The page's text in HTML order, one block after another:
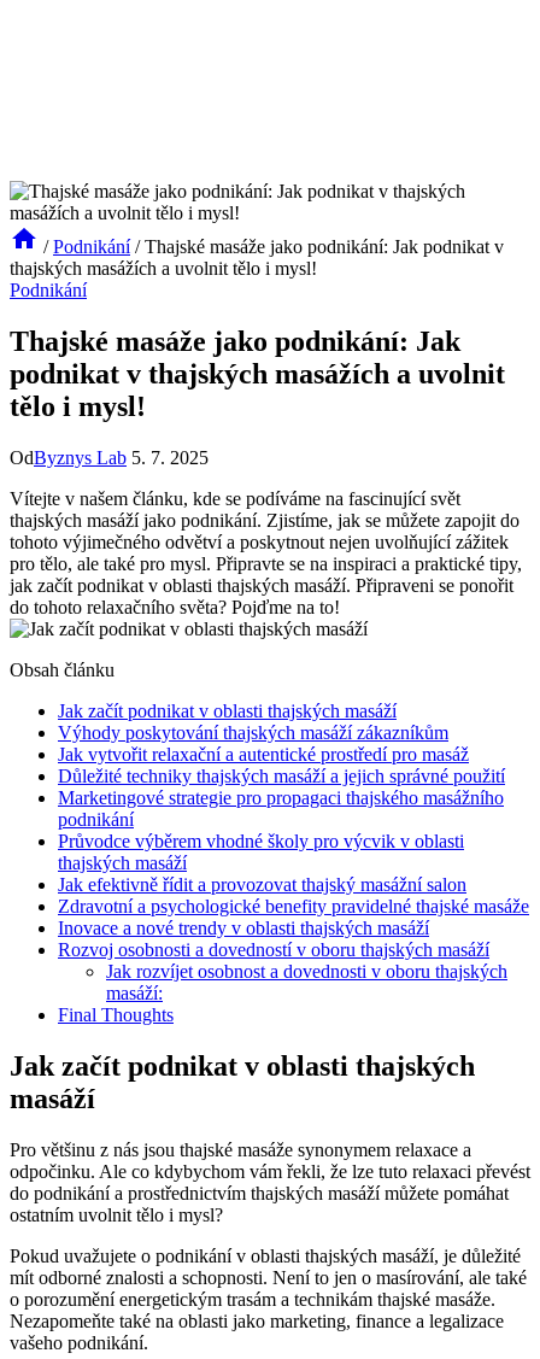
/ Podnikání / Thajské masáže jako podnikání: Jak podnikat v
thajských masážích a uvolnit tělo i mysl!
Podnikání
Thajské masáže jako podnikání: Jak
podnikat v thajských masážích a uvolnit
tělo i mysl!
OdByznys Lab 5. 7. 2025
Vítejte v našem článku, kde se podíváme na fascinující svět
thajských masáží jako podnikání. Zjistíme, jak se můžete zapojit do
tohoto výjimečného odvětví a poskytnout nejen uvolňující zážitek
pro tělo, ale také pro mysl. Připravte se na inspiraci a praktické tipy,
jak začít podnikat v oblasti thajských masáží. Připraveni se ponořit
do tohoto relaxačního světa? Pojďme na to!
Obsah článku
Jak začít podnikat v oblasti thajských masáží
Výhody poskytování thajských masáží zákazníkům
Jak vytvořit relaxační a autentické prostředí pro masáž
Důležité techniky thajských masáží a jejich správné použití
Marketingové strategie pro propagaci thajského masážního
podnikání
Průvodce výběrem vhodné školy pro výcvik v oblasti
thajských masáží
Jak efektivně řídit a provozovat thajský masážní salon
Zdravotní a psychologické benefity pravidelné thajské masáže
Inovace a nové trendy v oblasti thajských masáží
Rozvoj osobnosti a dovedností v oboru thajských masáží
Jak rozvíjet osobnost a dovednosti v oboru thajských
masáží:
Final Thoughts
Jak začít podnikat v oblasti thajských
masáží
Pro většinu z nás jsou thajské masáže synonymem relaxace a
odpočinku. Ale co kdybychom vám řekli, že lze tuto relaxaci převést
do podnikání a prostřednictvím thajských masáží můžete pomáhat
ostatním uvolnit tělo i mysl?
Pokud uvažujete o podnikání v oblasti thajských masáží, je důležité
mít odborné znalosti a schopnosti. Není to jen o masírování, ale také
o porozumění energetickým trasám a technikám thajské masáže.
Nezapomeňte také na oblasti jako marketing, finance a legalizace
vašeho podnikání.